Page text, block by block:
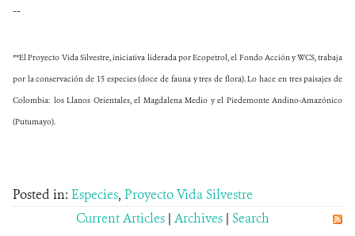
--
**El Proyecto Vida Silvestre, iniciativa liderada por Ecopetrol, el Fondo Acción y WCS, trabaja
por la conservación de 15 especies (doce de fauna y tres de flora). Lo hace en tres paisajes de
Colombia: los Llanos Orientales, el Magdalena Medio y el Piedemonte Andino-Amazónico
(Putumayo).
Posted in: Especies, Proyecto Vida Silvestre
Current Articles | Archives | Search